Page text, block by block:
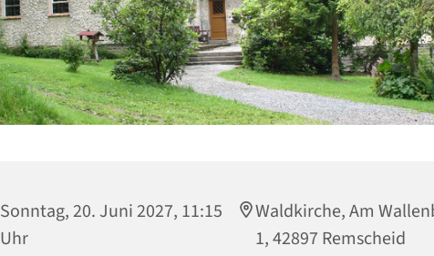
Sonntag, 20. Juni 2027, 11:15
Uhr
Waldkirche, Am
1, 42897 Remscheid